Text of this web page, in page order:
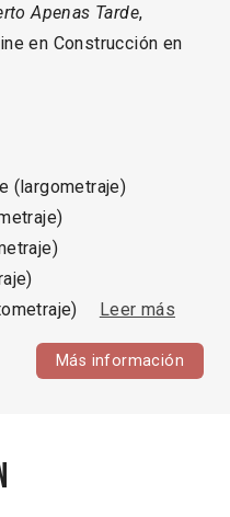
Apenas Tarde,
en Construcción en
(largometraje)
Leer más
Más información